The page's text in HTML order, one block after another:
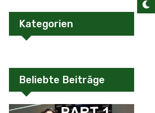
Kategorien
Beliebte Beiträge